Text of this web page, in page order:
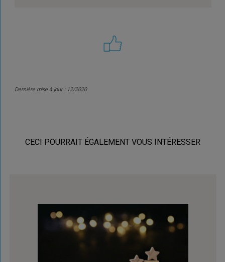
Dernière mise à jour : 12/2020
CECI POURRAIT ÉGALEMENT VOUS INTÉRESSER